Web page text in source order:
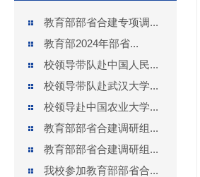
教育部部省合建专项调...
教育部2024年部省...
校领导带队赴中国人民...
校领导带队赴武汉大学...
校领导赴中国农业大学...
教育部部省合建调研组...
教育部部省合建调研组...
我校参加教育部部省合...